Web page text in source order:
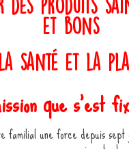
des produits
et bons
santé et la
que s’est
familial une force depuis